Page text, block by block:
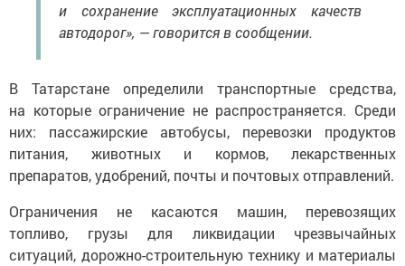
и сохранение эксплуатационных качеств
автодорог», — говорится в сообщении.
В Татарстане определили транспортные средства,
на которые ограничение не распространяется. Среди
них: пассажирские автобусы, перевозки продуктов
питания, животных и кормов, лекарственных
препаратов, удобрений, почты и почтовых отправлений.
Ограничения не касаются машин, перевозящих
топливо, грузы для ликвидации чрезвычайных
ситуаций, дорожно-строительную технику и материалы